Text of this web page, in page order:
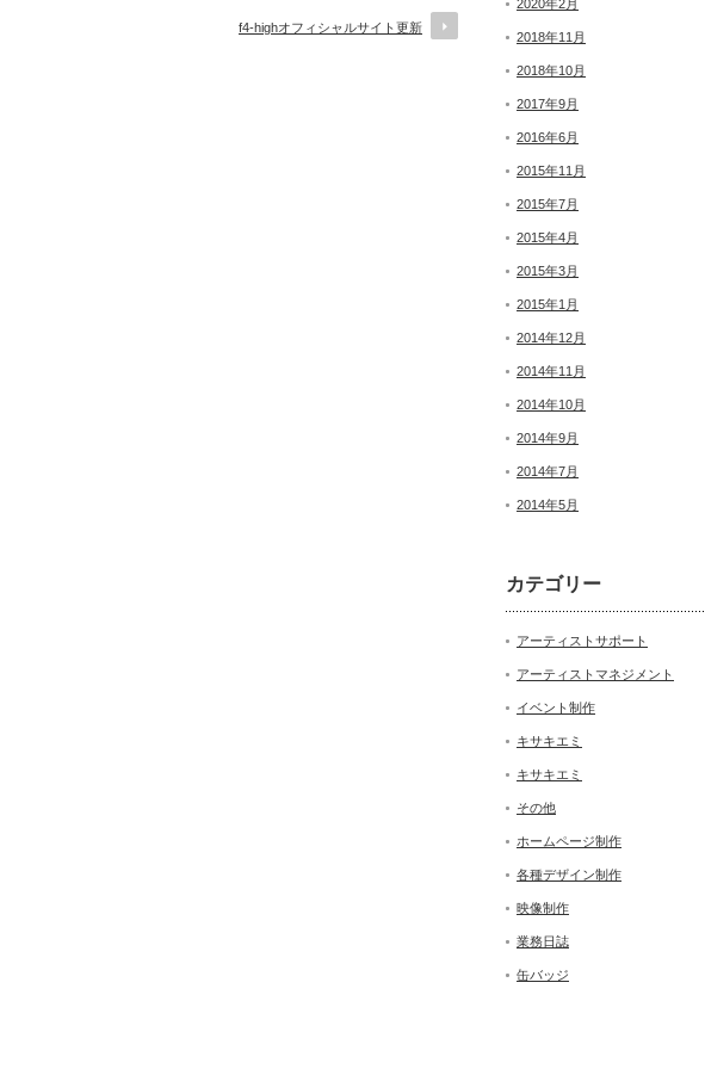
f4-highオフィシャルサイト更新
2020年2月
2018年11月
2018年10月
2017年9月
2016年6月
2015年11月
2015年7月
2015年4月
2015年3月
2015年1月
2014年12月
2014年11月
2014年10月
2014年9月
2014年7月
2014年5月
カテゴリー
アーティストサポート
アーティストマネジメント
イベント制作
キサキエミ
キサキエミ
その他
ホームページ制作
各種デザイン制作
映像制作
業務日誌
缶バッジ